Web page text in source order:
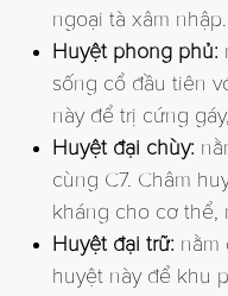
ngoại tà xâm nhập.
Huyệt phong phủ:
sống cổ đầu tiên
này để trị cứng
Huyệt đại chùy:
cùng C7. Châm
kháng cho cơ thể,
Huyệt đại trữ: nằm
huyệt này để khu